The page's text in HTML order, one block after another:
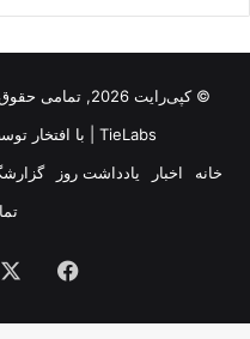
© کپی‌رایت 2026, تمامی حقوق متعلق است به |
TieLabs | با افتخار
خانه
اخبار یادداشت روز
فیس
بوک